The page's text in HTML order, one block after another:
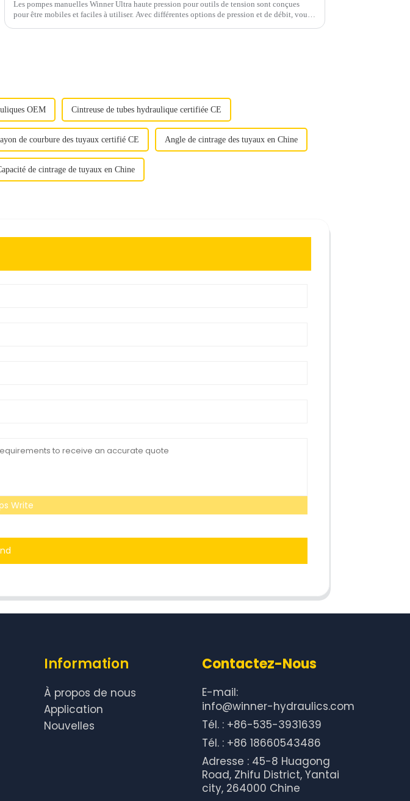
Les pompes manuelles Winner Ultra haute pression pour outils de tension sont conçues
pour être mobiles et faciles à utiliser. Avec différentes options de pression et de débit, vous
OEM Cintreuse de tubes hydraulique certifiée CE
de courbure des tuyaux certifié CE Angle de cintrage des tuyaux en Chine
de cintrage de tuyaux en Chine
Write
Information
À propos de nous
Application
Nouvelles
Contactez-Nous
E-mail:
info@winner-hydraulics.com
Tél. : +86-535-3931639
Tél. : +86 18660543486
Adresse : 45-8 Huagong
Road, Zhifu District, Yantai
city, 264000 Chine